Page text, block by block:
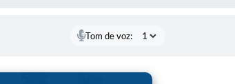
Tom de voz: